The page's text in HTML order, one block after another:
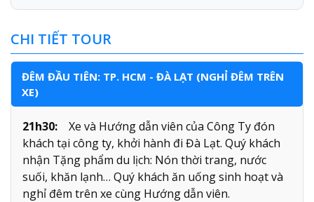
CHI TIẾT TOUR
ĐÊM ĐẦU TIÊN: TP. HCM - ĐÀ LẠT (NGHỈ ĐÊM TRÊN
XE)
21h30: Xe và Hướng dẫn viên của Công Ty đón
khách tại công ty, khởi hành đi Đà Lạt. Quý khách
nhận Tặng phẩm du lịch: Nón thời trang, nước
suối, khăn lạnh… Quý khách ăn uống sinh hoạt và
nghỉ đêm trên xe cùng Hướng dẫn viên.